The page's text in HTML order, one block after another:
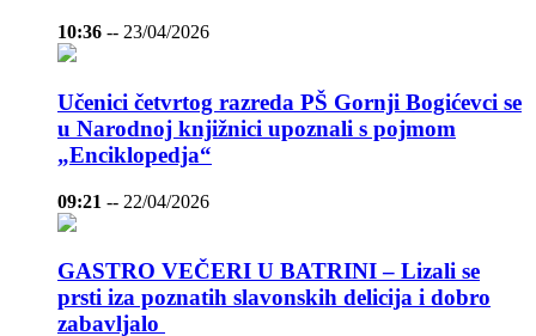
10:36 -- 23/04/2026
Učenici četvrtog razreda PŠ Gornji Bogićevci se
u Narodnoj knjižnici upoznali s pojmom
„Enciklopedja“
09:21 -- 22/04/2026
GASTRO VEČERI U BATRINI – Lizali se
prsti iza poznatih slavonskih delicija i dobro
zabavljalo